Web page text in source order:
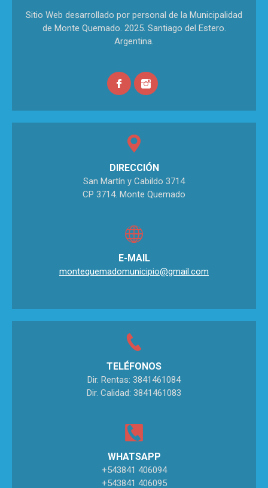
Sitio Web desarrollado por personal de la Municipalidad
de Monte Quemado. 2025. Santiago del Estero.
Argentina.
DIRECCIÓN
San Martín y Cabildo 3714
CP 3714. Monte Quemado
E-MAIL
montequemadomunicipio@gmail.com
TELÉFONOS
Dir. Rentas: 3841461084
Dir. Calidad: 3841461083
WHATSAPP
+543841 406094
+543841 406095